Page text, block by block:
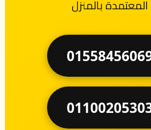
المعتمدة بالمنزل